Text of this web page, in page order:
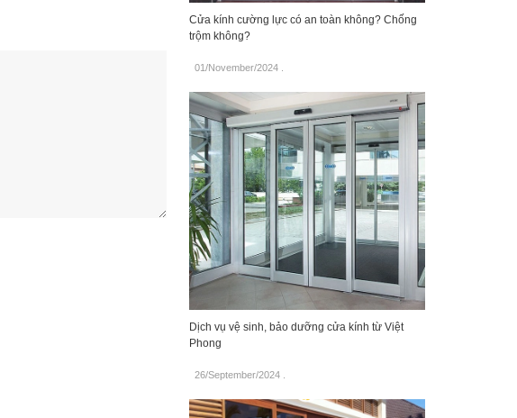
Cửa kính cường lực có an toàn không? Chống
trộm không?
01/November/2024.
Dịch vụ vệ sinh, bảo dưỡng cửa kính từ Việt
Phong
26/September/2024.